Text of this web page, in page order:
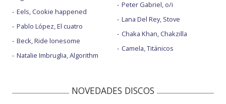
Eels, Cookie happened
Pablo López, El cuatro
Beck, Ride lonesome
Natalie Imbruglia, Algorithm
Peter Gabriel, o/i
Lana Del Rey, Stove
Chaka Khan, Chakzilla
Camela, Titánicos
NOVEDADES DISCOS